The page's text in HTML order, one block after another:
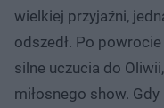
wielkiej przyjaźni,
odszedł. Po
silne uczucia do
miłosnego show.